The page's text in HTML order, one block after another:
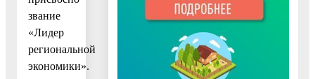
звание
«Лидер
региональной
экономики».